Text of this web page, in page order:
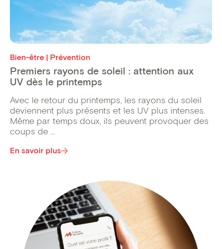
Bien-être | Prévention
Premiers rayons de soleil : attention aux
UV dès le printemps
Avec le retour du printemps, les rayons du soleil
deviennent plus présents et les UV plus intenses.
Même par temps doux, ils peuvent provoquer des
coups de ...
En savoir plus